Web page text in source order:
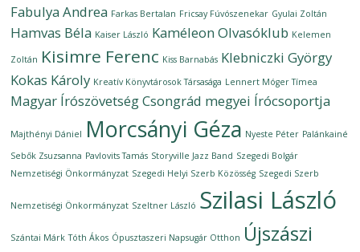
Fabulya Andrea Farkas Bertalan Fricsay Fúvószenekar Gyulai Zoltán
Hamvas Béla Kaiser László Kaméleon Olvasóklub Kelemen
Zoltán Kisimre Ferenc Kiss Barnabás Klebniczki György
Kokas Károly Kreatív Könyvtárosok Társasága Lennert Móger Tímea
Magyar Írószövetség Csongrád megyei Írócsoportja
Majthényi Dániel Morcsányi Géza Nyeste Péter Palánkainé
Sebők Zsuzsanna Pavlovits Tamás Storyville Jazz Band Szegedi Bolgár
Nemzetiségi Önkormányzat Szegedi Helyi Szerb Közösség Szegedi Szerb
Nemzetiségi Önkormányzat Szeltner László Szilasi László
Szántai Márk Tóth Ákos Ópusztaszeri Napsugár Otthon Újszászi